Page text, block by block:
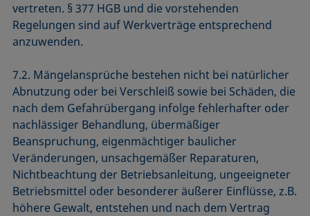
vertreten. § 377 HGB und die vorstehenden
Regelungen sind auf Werkverträge entsprechend
anzuwenden.
7.2. Mängelansprüche bestehen nicht bei natürlicher
Abnutzung oder bei Verschleiß sowie bei Schäden, die
nach dem Gefahrübergang infolge fehlerhafter oder
nachlässiger Behandlung, übermäßiger
Beanspruchung, eigenmächtiger baulicher
Veränderungen, unsachgemäßer Reparaturen,
Nichtbeachtung der Betriebsanleitung, ungeeigneter
Betriebsmittel oder besonderer äußerer Einflüsse, z.B.
höhere Gewalt, entstehen und nach dem Vertrag